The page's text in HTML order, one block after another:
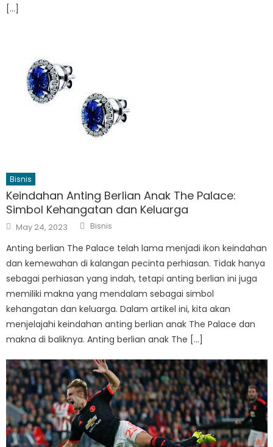
[…]
Bisnis
Keindahan Anting Berlian Anak The Palace:
Simbol Kehangatan dan Keluarga
Posted
on
May 24, 2023 Author
Bisnis
Anting berlian The Palace telah lama menjadi ikon keindahan
dan kemewahan di kalangan pecinta perhiasan. Tidak hanya
sebagai perhiasan yang indah, tetapi anting berlian ini juga
memiliki makna yang mendalam sebagai simbol
kehangatan dan keluarga. Dalam artikel ini, kita akan
menjelajahi keindahan anting berlian anak The Palace dan
makna di baliknya. Anting berlian anak The […]